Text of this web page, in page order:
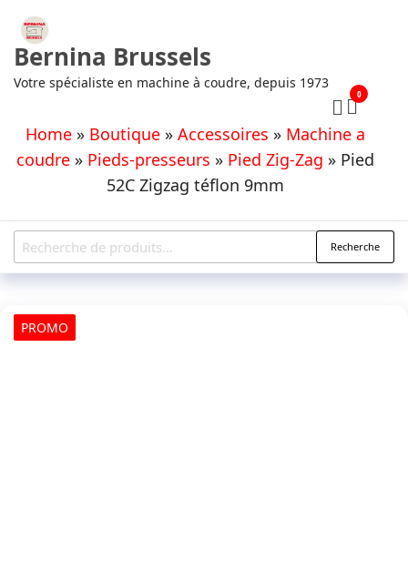
Aller
contenu
Bernina Brussels
Votre spécialiste en machine à coudre, depuis 1973
Home » Boutique » Accessoires » Machine a
coudre » Pieds-presseurs » Pied Zig-Zag »Pied
52C Zigzag téflon 9mm
0
Recherche
pour :
Recherche
PROMO